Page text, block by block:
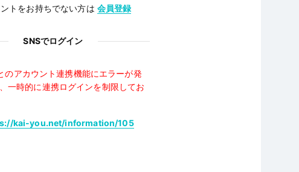
トをお持ちでない方は 会員登録
SNSでログイン
のアカウント連携機能にエラーが発
一時的に連携ログインを制限してお
kai-you.net/information/105